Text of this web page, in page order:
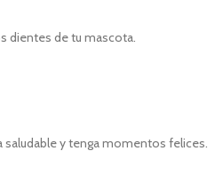
dientes de tu mascota.
saludable y tenga momentos felices.